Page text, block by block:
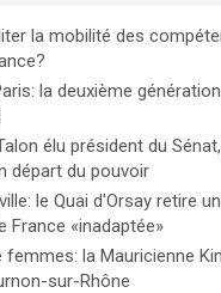
la mobilité des
la deuxième
élu président du
départ du pouvoir
le Quai d'Orsay retire
France «inadaptée»
femmes: la Mauricienne
sur-Rhône